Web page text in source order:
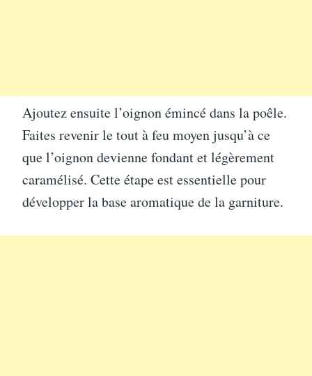
Ajoutez ensuite l’oignon émincé dans la poêle.
Faites revenir le tout à feu moyen jusqu’à ce
que l’oignon devienne fondant et légèrement
caramélisé. Cette étape est essentielle pour
développer la base aromatique de la garniture.